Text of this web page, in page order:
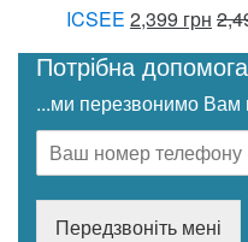
ICSEE 2,399 грн
Потрібна
...ми перезвонимо Вам
Передзвоніть мені